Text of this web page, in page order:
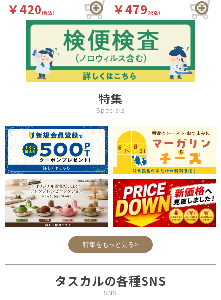
￥420(税込) ￥479(税込)
特集
Specials
特集をもっと見る>
タスカルの各種SNS
SNS